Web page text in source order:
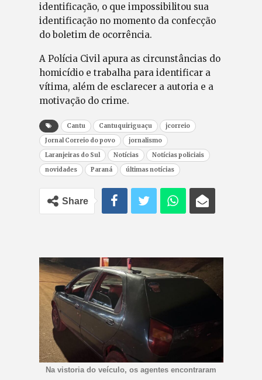
identificação, o que impossibilitou sua
identificação no momento da confecção
do boletim de ocorrência.
A Polícia Civil apura as circunstâncias do
homicídio e trabalha para identificar a
vítima, além de esclarecer a autoria e a
motivação do crime.
Cantu Cantuquiriguaçu
jcorreio
Jornal Correio do povo
jornalismo
Laranjeiras do Sul
Notícias
Notícias policiais
novidades
Paraná últimas notícias
Share
Na vistoria do veículo, os agentes encontraram